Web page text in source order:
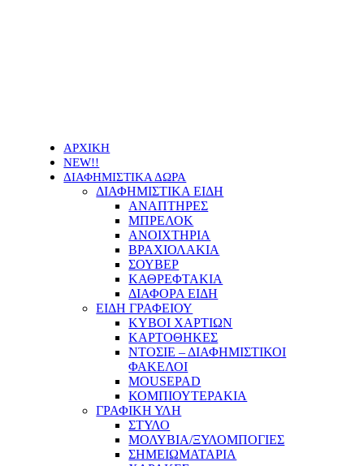
ΑΡΧΙΚΗ
NEW!!
ΔΙΑΦΗΜΙΣΤΙΚΑ ΔΩΡΑ
ΔΙΑΦΗΜΙΣΤΙΚΑ ΕΙΔΗ
ΑΝΑΠΤΗΡΕΣ
ΜΠΡΕΛΟΚ
ΑΝΟΙΧΤΗΡΙΑ
ΒΡΑΧΙΟΛΑΚΙΑ
ΣΟΥΒΕΡ
ΚΑΘΡΕΦΤΑΚΙΑ
ΔΙΑΦΟΡΑ ΕΙΔΗ
ΕΙΔΗ ΓΡΑΦΕΙΟΥ
ΚΥΒΟΙ ΧΑΡΤΙΩΝ
ΚΑΡΤΟΘΗΚΕΣ
ΝΤΟΣΙΕ – ΔΙΑΦΗΜΙΣΤΙΚΟΙ
ΦΑΚΕΛΟΙ
MOUSEPAD
ΚΟΜΠΙΟΥΤΕΡΑΚΙΑ
ΓΡΑΦΙΚΗ ΥΛΗ
ΣΤΥΛΟ
ΜΟΛΥΒΙΑ/ΞΥΛΟΜΠΟΓΙΕΣ
ΣΗΜΕΙΩΜΑΤΑΡΙΑ